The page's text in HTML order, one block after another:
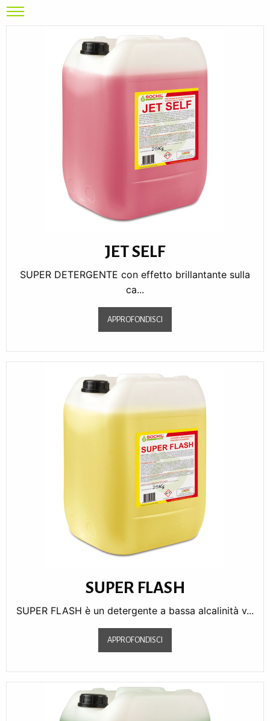
JET SELF
SUPER DETERGENTE con effetto brillantante sulla
ca...
APPROFONDISCI
SUPER FLASH
SUPER FLASH è un detergente a bassa alcalinità v...
APPROFONDISCI